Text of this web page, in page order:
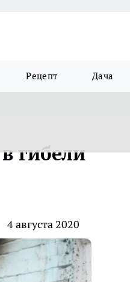
Рецепт Дача
гибели
4 августа 2020